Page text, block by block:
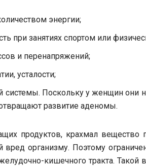
энергии;
при занятиях спортом или
и перенапряжений;
усталости;
системы. Поскольку у женщин они
развитие аденомы.
продуктов, крахмал вещество
вред организму. Поэтому
кишечного тракта. Такой